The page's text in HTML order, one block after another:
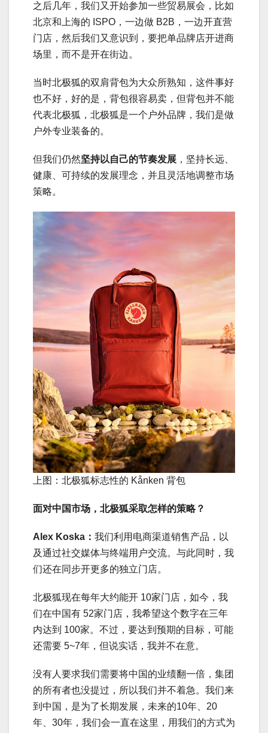
之后几年，我们又开始参加一些贸易展会，比如
北京和上海的 ISPO，一边做 B2B，一边开直营
门店，然后我们又意识到，要把单品牌店开进商
场里，而不是开在街边。
当时北极狐的双肩背包为大众所熟知，这件事好
也不好，好的是，背包很容易卖，但背包并不能
代表北极狐，北极狐是一个户外品牌，我们是做
户外专业装备的。
但我们仍然坚持以自己的节奏发展 ，坚持长远、
健康、可持续的发展理念，并且灵活地调整市场
策略。
上图：北极狐标志性的 Kånken 背包
面对中国市场，北极狐采取怎样的策略？
Alex Koska： 我们利用电商渠道销售产品，以
及通过社交媒体与终端用户交流。与此同时，我
们还在同步开更多的独立门店。
北极狐现在每年大约能开 10家门店，如今，我
们在中国有 52家门店，我希望这个数字在三年
内达到 100家。不过，要达到预期的目标，可能
还需要 5~7年，但说实话，我并不在意。
没有人要求我们需要将中国的业绩翻一倍，集团
的所有者也没提过，所以我们并不着急。我们来
到中国，是为了长期发展，未来的10年、20
年、30年，我们会一直在这里，用我们的方式为